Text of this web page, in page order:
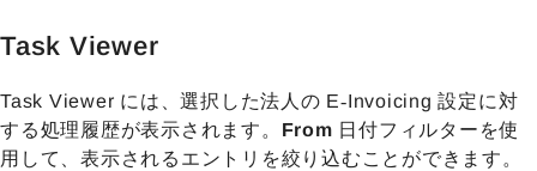
Task Viewer
Task Viewer には、選択した法人の E‑Invoicing 設定に対
する処理履歴が表示されます。 From 日付フィルターを使
用して、表示されるエントリを絞り込むことができます。